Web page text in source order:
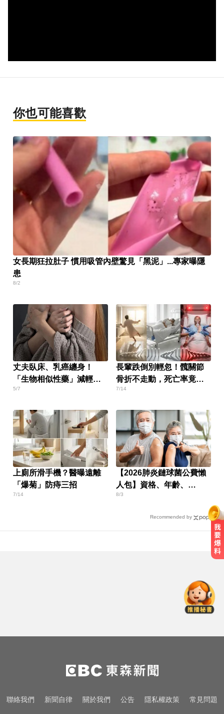
你也可能喜歡
女長期狂拉肚子 慣用吸管內壁驚見「黑泥」...專家曝隱
患
8/2
丈夫臥床、乳癌纏身！
「生物相似性藥」減輕患
者經濟負擔
5/7
長輩跌倒別輕忽！髖關節
骨折不走動，死亡率竟比
癌症還恐怖
7/14
上廁所滑手機？醫曝遠離
「爆菊」防痔三招
7/14
【2026肺炎鏈球菌公費懶
人包】資格、年齡、
PCV20／PCV21疫苗、接
8/3
Recommended by
秘生物頭部」官方證實了
淑麗氣象／白海豚路徑變了！最快
明海警 未來一週降雨熱區曝
愛玩車／奧迪最省電新作 A2 e-tron
聯絡我們 新聞自律 關於我們 公告 隱私權政策 常見問題